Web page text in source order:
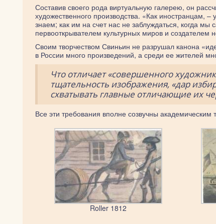
Составив своего рода виртуальную галерею, он
художественного производства. «Как иностранцам,
знаем; как им на счет нас не заблуждаться, когда
первооткрывателем культурных миров и создателем
Своим творчеством Свиньин не разрушал канона
в России много произведений, а среди ее жителей
Что отличает «совершенного
тщательность изображения, «дар
схватывать главные отличающие их
Все эти требования вполне созвучны академическим
Roller 1812